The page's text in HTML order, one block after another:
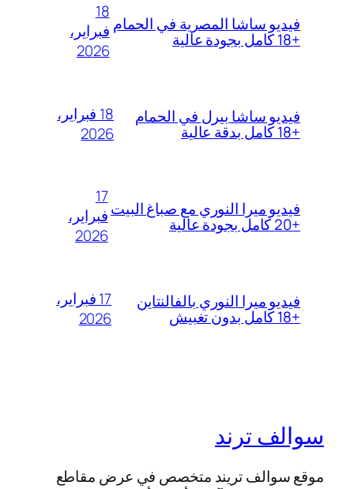
فيديو ساشا المصرية في الحمام
+18 كامل بجودة عالية
18
فبراير،
2026
فيديو ساشا بيرل في الحمام
+18 كامل بدقة عالية
18 فبراير،
2026
فيديو ميرا النوري مع صباغ البيت
+20 كامل بجودة عالية
17
فبراير،
2026
فيديو ميرا النوري بالفالنتاين
+18 كامل بدون تغبيش
17 فبراير،
2026
سوالف ترند
موقع سوالف تريند متخصص في عرض مقاطع